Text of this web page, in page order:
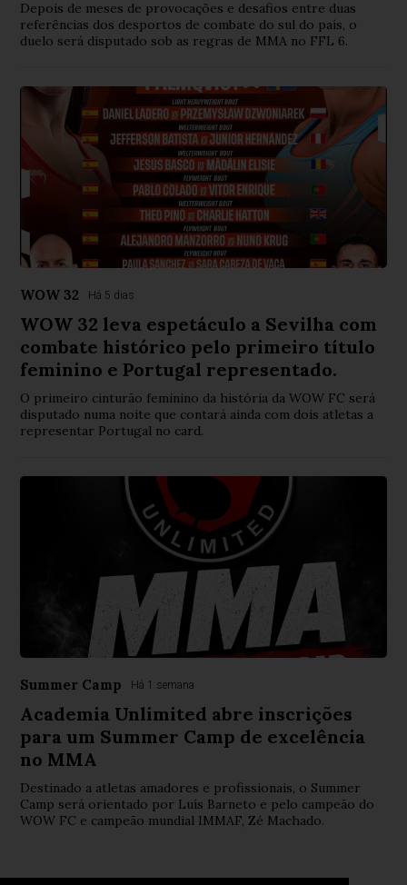
Depois de meses de provocações e desafios entre duas
referências dos desportos de combate do sul do país, o
duelo será disputado sob as regras de MMA no FFL 6.
WOW 32 Há 5 dias
WOW 32 leva espetáculo a Sevilha com
combate histórico pelo primeiro título
feminino e Portugal representado.
O primeiro cinturão feminino da história da WOW FC será
disputado numa noite que contará ainda com dois atletas a
representar Portugal no card.
Summer Camp Há 1 semana
Academia Unlimited abre inscrições
para um Summer Camp de excelência
no MMA
Destinado a atletas amadores e profissionais, o Summer
Camp será orientado por Luís Barneto e pelo campeão do
WOW FC e campeão mundial IMMAF, Zé Machado.